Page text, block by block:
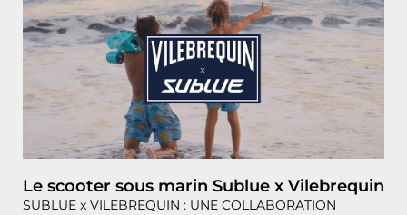
Le scooter sous marin Sublue x Vilebrequin
SUBLUE x VILEBREQUIN : UNE COLLABORATION